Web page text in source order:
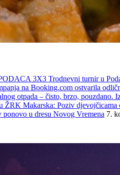
3X3 Trodnevni turnir u
na Booking.com ostvarila
otpada – čisto, brzo, pouzdano.
ŽRK Makarska: Poziv
u dresu Novog Vremena 7.